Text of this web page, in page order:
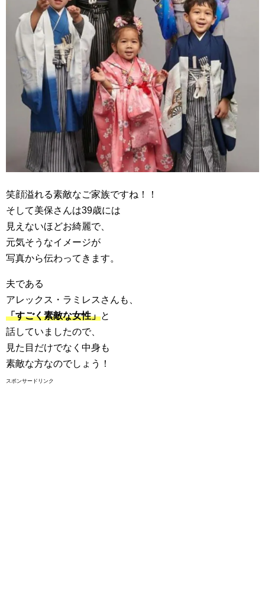
笑顔溢れる素敵なご家族ですね！！
そして美保さんは39歳には
見えないほどお綺麗で、
元気そうなイメージが
写真から伝わってきます。
夫である
アレックス・ラミレスさんも、
「すごく素敵な女性」と
話していましたので、
見た目だけでなく中身も
素敵な方なのでしょう！
スポンサードリンク